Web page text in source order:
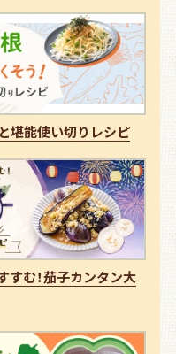
堪能使い切りレシピ
すむ！茄子カンタン大